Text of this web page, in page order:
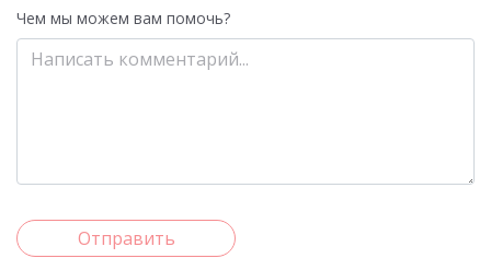
Чем мы можем вам помочь?
Отправить